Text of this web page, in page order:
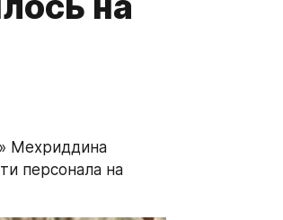
Мехриддина
персонала на